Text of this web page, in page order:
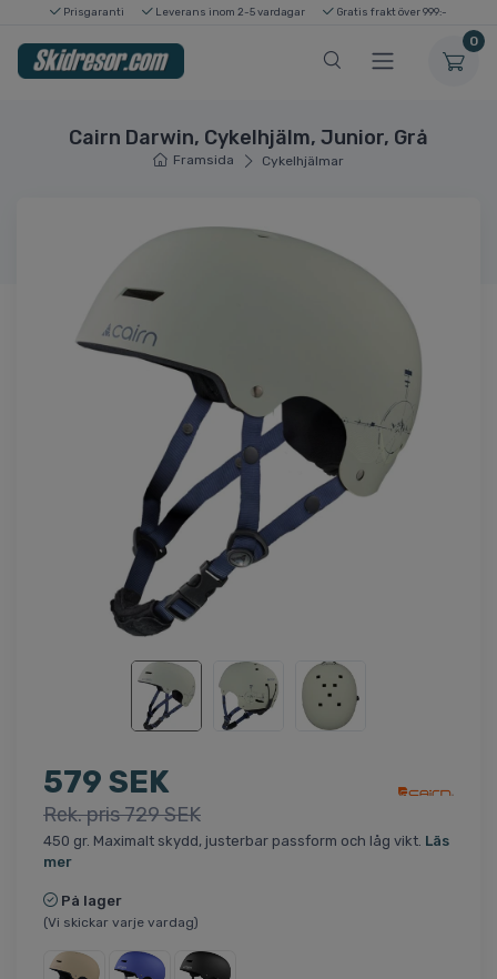
Prisgaranti Leverans inom 2-5 vardagar Gratis frakt över 999:-
0
Cairn Darwin, Cykelhjälm, Junior, Grå
Framsida Cykelhjälmar
579 SEK
Rek. pris 729 SEK
450 gr. Maximalt skydd, justerbar passform och låg vikt. Läs
mer
På lager
(Vi skickar varje vardag)